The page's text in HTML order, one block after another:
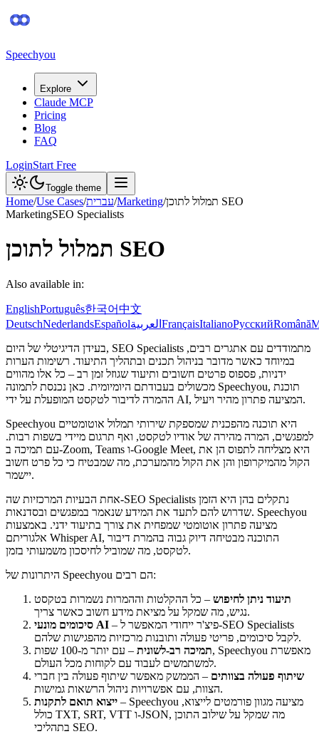
Speechyou
Explore
Claude MCP
Pricing
Blog
FAQ
LoginStart Free
Toggle theme
Home/Use Cases/עברית/Marketing/
תמלול לתוכן SEO
MarketingSEO Specialists
תמלול לתוכן SEO
Also available in:
EnglishPortuguês한국어中文
DeutschNederlandsEspañolالعربية FrançaisItalianoРусскийRomână
בעידן הדיגיטלי של היום, SEO Specialists מתמודדים עם אתגרים רבים,
במיוחד כאשר מדובר בניהול תכנים ובתהליך התיעוד. רשימות הערות
ידניות, פספוס פרטים חשובים ותיעוד שגוזל זמן רב – כל אלו מהווים
מכשולים בעבודתם היומיומית. כאן נכנסת לתמונה Speechyou, תוכנת
ההמרה לדיבור לטקסט המופעלת על ידי AI, המציעה פתרון מהיר ויעיל.
Speechyou היא תוכנה מהפכנית שמספקת שירותי תמלול אוטומטיים
למפגשים, המרה מהירה של אודיו לטקסט, ואף תרגום מיידי בשפות רבות.
עם תמיכה ב-Zoom, Teams ו-Google Meet, היא מצליחה לתפוס הן את
הקול מהמיקרופון והן את הקול מהמערכת, מה שמבטיח כי כל פרט חשוב
יישמר.
אחת הבעיות המרכזיות שה-SEO Specialists נתקלים בהן היא הזמן
שדרוש להם לתעד את המידע שנאמר במפגשים ובסדנאות. Speechyou
מציעה פתרון אוטומטי שמפחית את צורך בתיעוד ידני. באמצעות
אלגוריתם Whisper AI, התוכנה מבטיחה דיוק גבוה בהמרת דיבור
לטקסט, מה שמוביל לחיסכון משמעותי בזמן.
היתרונות של Speechyou הם רבים:
תיעוד ניתן לחיפוש – כל ההקלטות וההמרות נשמרות בטקסט
נגיש, מה שמקל על מציאת מידע חשוב כאשר צריך.
סיכומים מונעי AI – פיצ'ר ייחודי המאפשר ל-SEO Specialists
לקבל סיכומים, פריטי פעולה ותובנות מרכזיות מהפגישות שלהם.
תמיכה רב-לשונית
– עם יותר מ-100 שפות, Speechyou מאפשרת
למשתמשים לעבוד עם לקוחות מכל העולם.
שיתוף פעולה בצוותים – הממשק מאפשר שיתוף פעולה בין חברי
הצוות, עם אפשרויות ניהול הרשאות גמישות.
ייצוא תואם לתקנות – Speechyou מציעה מגוון פורמטים לייצוא,
כולל TXT, SRT, VTT ו-JSON, מה שמקל על שילוב התוכן
בתהליכי SEO.